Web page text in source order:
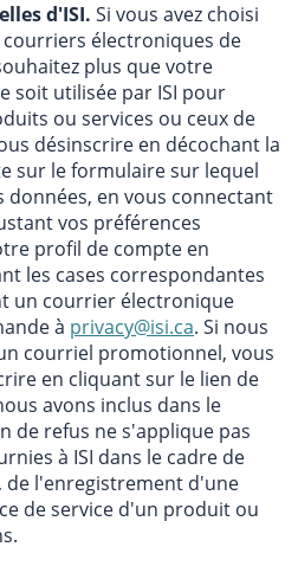
d'ISI. Si vous avez choisi
électroniques de
plus que votre
soit utilisée par ISI pour
ou services ou ceux de
désinscrire en décochant la
sur le formulaire sur lequel
données, en vous connectant
vos préférences
profil de compte en
les cases correspondantes
un courrier électronique
à privacy@isi.ca. Si nous
courriel promotionnel, vous
en cliquant sur le lien de
avons inclus dans le
de refus ne s'applique pas
à ISI dans le cadre de
l'enregistrement d'une
de service d'un produit ou